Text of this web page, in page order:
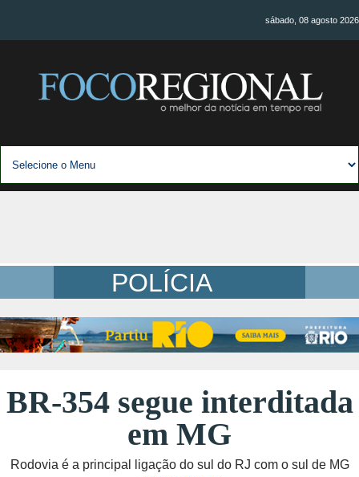
sábado, 08 agosto 2026
POLÍCIA
BR-354 segue interditada
em MG
Rodovia é a principal ligação do sul do RJ com o sul de MG